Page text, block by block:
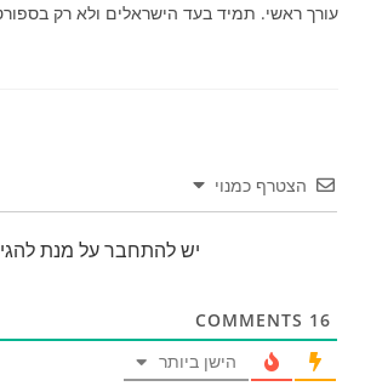
עורך ראשי. תמיד בעד הישראלים ולא רק
הצטרף כמנוי
יש להתחבר על מנת
16
הישן ביותר